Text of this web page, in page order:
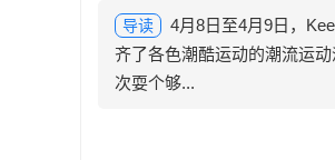
导读
4月8日至4月9日，
齐了各色潮酷运动的潮流运
次耍个够...